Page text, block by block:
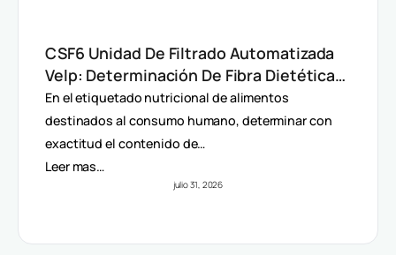
CSF6 Unidad De Filtrado Automatizada
Velp: Determinación De Fibra Dietética
(AOAC)
En el etiquetado nutricional de alimentos
destinados al consumo humano, determinar con
exactitud el contenido de…
Leer mas…
julio 31, 2026